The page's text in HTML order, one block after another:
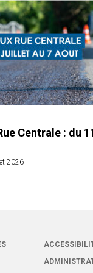
Centrale : du
2026